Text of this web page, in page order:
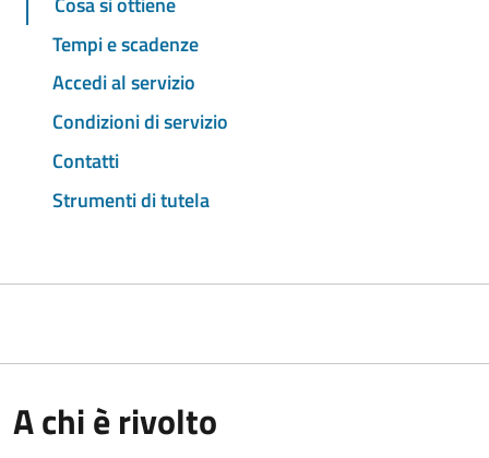
Tempi e scadenze
Accedi al servizio
Condizioni di servizio
Contatti
Strumenti di tutela
A chi è rivolto